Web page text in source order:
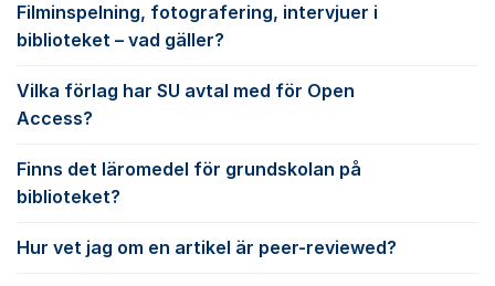
Filminspelning, fotografering, intervjuer i
biblioteket – vad gäller?
Vilka förlag har SU avtal med för Open
Access?
Finns det läromedel för grundskolan på
biblioteket?
Hur vet jag om en artikel är peer-reviewed?